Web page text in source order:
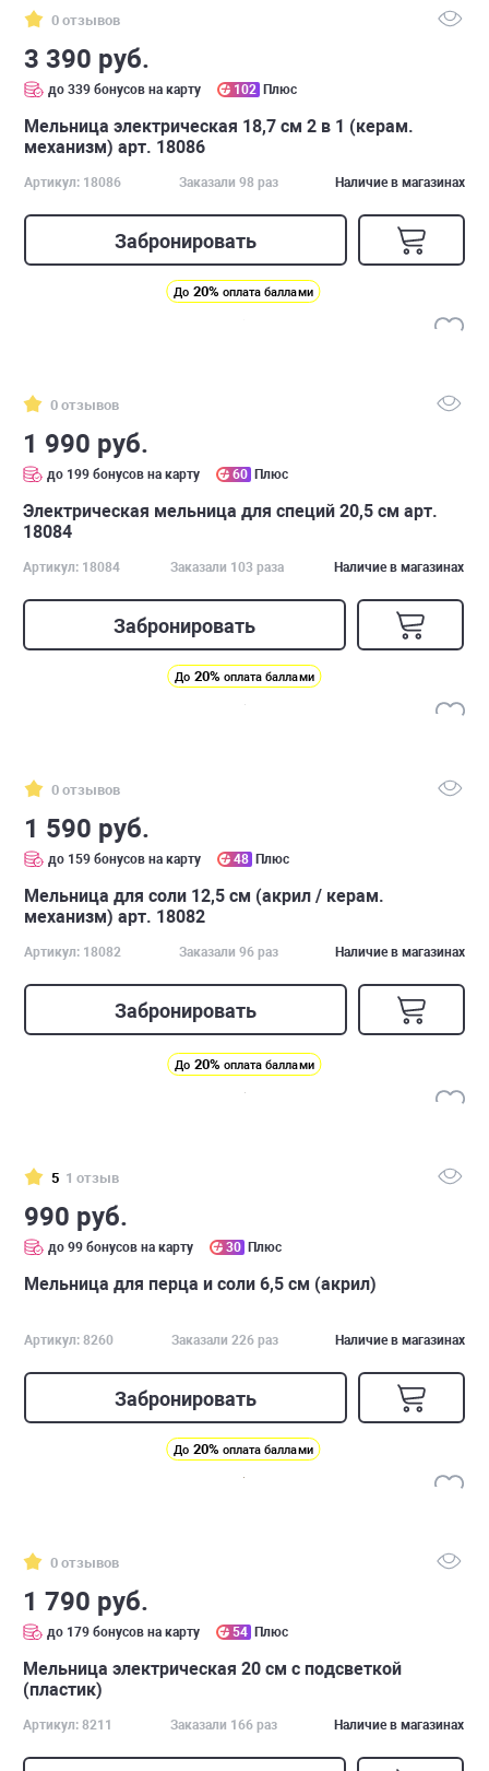
0 отзывов
3 390 руб.
до 339 бонусов на карту 102 Плюс
Мельница электрическая 18,7 см 2 в 1 (керам.
механизм) арт. 18086
Артикул: 18086 Заказали 98 раз Наличие в магазинах
Забронировать
До 20% оплата баллами
0 отзывов
1 990 руб.
до 199 бонусов на карту 60 Плюс
Электрическая мельница для специй 20,5 см арт.
18084
Артикул: 18084 Заказали 103 раза Наличие в магазинах
Забронировать
До 20% оплата баллами
0 отзывов
1 590 руб.
до 159 бонусов на карту 48 Плюс
Мельница для соли 12,5 см (акрил / керам.
механизм) арт. 18082
Артикул: 18082 Заказали 96 раз Наличие в магазинах
Забронировать
До 20% оплата баллами
5 1 отзыв
990 руб.
до 99 бонусов на карту 30 Плюс
Мельница для перца и соли 6,5 см (акрил)
Артикул: 8260 Заказали 226 раз Наличие в магазинах
Забронировать
До 20% оплата баллами
0 отзывов
1 790 руб.
до 179 бонусов на карту 54 Плюс
Мельница электрическая 20 см с подсветкой
(пластик)
Артикул: 8211 Заказали 166 раз Наличие в магазинах